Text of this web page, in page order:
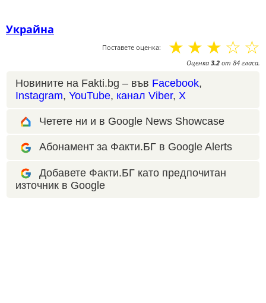
Украйна
Поставете оценка: ☆
☆
☆
☆
☆
Оценка 3.2 от 84 гласа.
Новините на Fakti.bg – във Facebook,
Instagram, YouTube, канал Viber, X
Четете ни и в Google News Showcase
Абонамент за Факти.БГ в Google Alerts
Добавете Факти.БГ като предпочитан
източник в Google